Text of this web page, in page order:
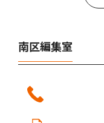
南区編集室